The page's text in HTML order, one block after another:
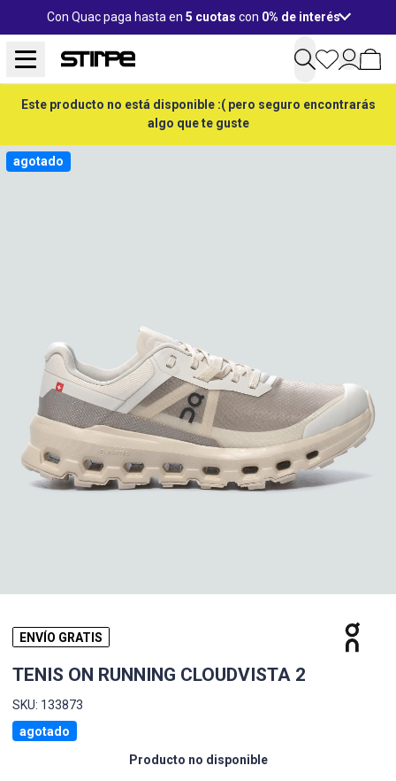
Con Quac paga hasta en 5 cuotas con 0% de interés
Este producto no está disponible :( pero seguro encontrarás
algo que te guste
agotado
ENVÍO GRATIS
TENIS ON RUNNING CLOUDVISTA 2
SKU: 133873
agotado
Producto no disponible